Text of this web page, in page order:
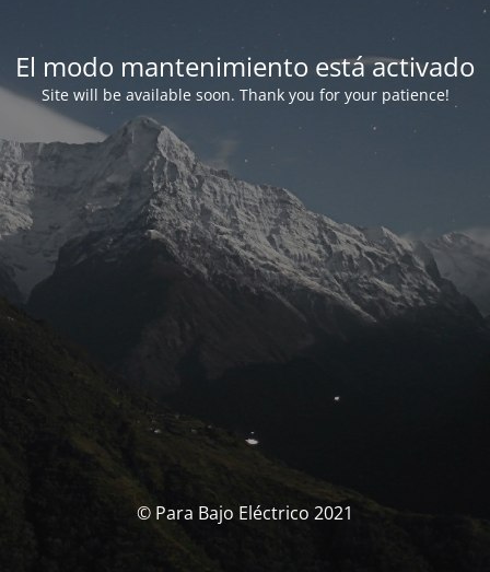
El modo mantenimiento está activado
Site will be available soon. Thank you for your patience!
© Para Bajo Eléctrico 2021